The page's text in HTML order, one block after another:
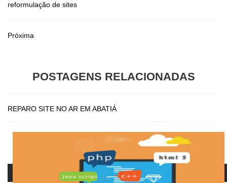
reformulação de sites
Próxima
POSTAGENS RELACIONADAS
REPARO SITE NO AR EM ABATIÁ